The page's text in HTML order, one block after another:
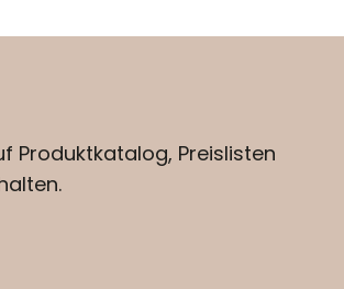
Produktkatalog, Preislisten